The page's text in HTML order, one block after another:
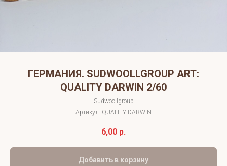
ГЕРМАНИЯ. SUDWOOLLGROUP ART:
QUALITY DARWIN 2/60
Sudwoollgroup
Артикул: QUALITY DARWIN
6,00 р.
Добавить в корзину